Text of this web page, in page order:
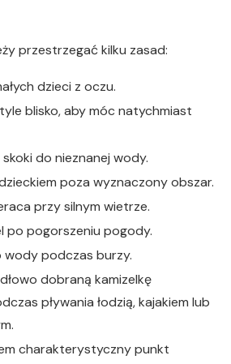
przestrzegać kilku zasad:
dzieci z oczu.
blisko, aby móc natychmiast
do nieznanej wody.
poza wyznaczony obszar.
przy silnym wietrze.
po pogorszeniu pogody.
wody podczas burzy.
dobraną kamizelkę
pływania łodzią, kajakiem lub
charakterystyczny punkt